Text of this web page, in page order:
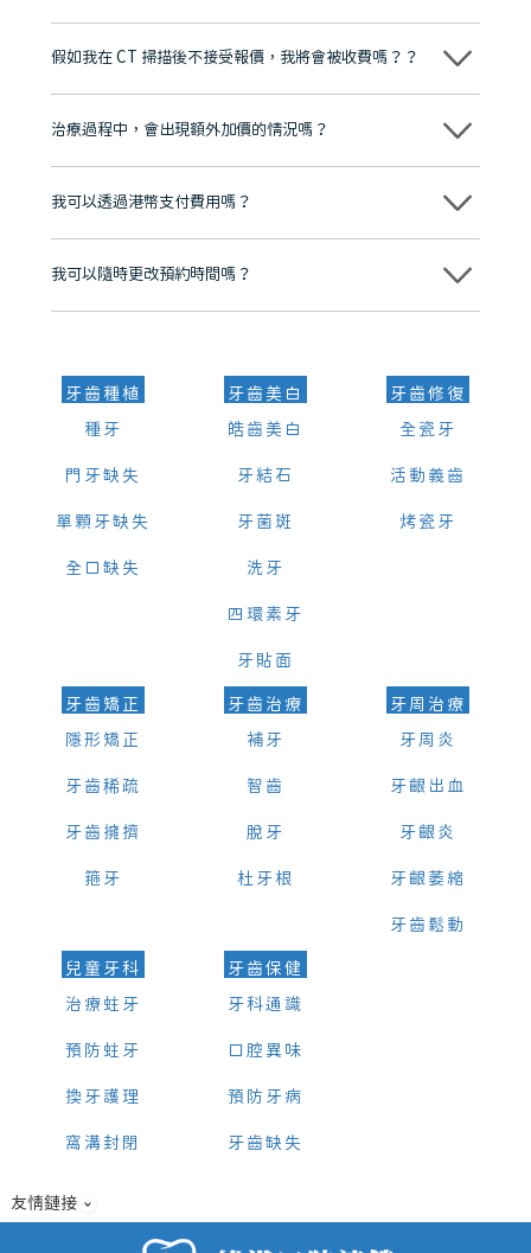
維港口腔踐行「醫道濟世」的大學校訓，各分院匯聚來自香港、內地的
牌」、「2025香港企業領袖品牌」，是諾貝爾種植系統全球放心植牙中
至今已服務超過三十個國家和地區的顧客，受到粵港澳大灣區及周邊城
市市民極高的口碑評價及信任推薦 珠海、深圳設有八大分院，香港亦設
有咨詢及服務保障中心，有任何問題都可以隨時預約免費咨詢，讓人十
假如我在 CT 掃描後不接受報價，我將會被收費嗎？？
不會！只要未開始實際服務之前，你不會被收取任何費用。
治療過程中，會出現額外加價的情況嗎？
不會，治療前我們會詳細說明治療方案及對應的價錢，顧客同意並簽字
我可以透過港幣支付費用嗎？
可以。維港口腔會按照當日匯率轉算收取費用，而匯率會及時告知客人
我可以隨時更改預約時間嗎？
可以，請盡早通過wechat或whatsapp聯絡我們，告知我們你原本預約
牙齒種植
種牙
門牙缺失
單顆牙缺失
全口缺失
牙齒美白
皓齒美白
牙結石
牙菌斑
洗牙
四環素牙
牙貼面
牙齒修復
全瓷牙
活動義齒
烤瓷牙
牙齒矯正
隱形矯正
牙齒稀疏
牙齒擁擠
箍牙
牙齒治療
補牙
智齒
脫牙
杜牙根
牙周治療
牙周炎
牙齦出血
牙齦炎
牙齦萎縮
牙齒鬆動
兒童牙科
治療蛀牙
預防蛀牙
換牙護理
窩溝封閉
牙齒保健
牙科通識
口腔異味
預防牙病
牙齒缺失
友情鏈接